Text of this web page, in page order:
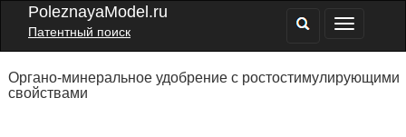
PoleznayaModel.ru
Патентный поиск
Органо-минеральное удобрение с ростостимулирующими
свойствами